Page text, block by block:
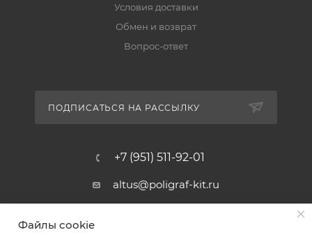
Условия доставки
Обмен и возврат
Вопрос-ответ
ПОДПИСАТЬСЯ НА РАССЫЛКУ
+7 (951) 511-92-01
altus@poligraf-kit.ru
Ростовская обл, Аксайский р-н,
Файлы cookie